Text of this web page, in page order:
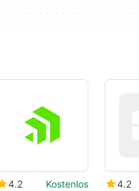
4.2 Kostenlos 4.2